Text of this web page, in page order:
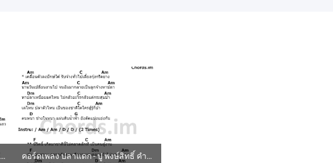
คอร์ดเพลง ขนำน้อย - ป๋อง ณ ปะเหลียน คอร์ดเพลง ปลาแดก - ปู พงษ์สิทธิ์ คำภีร์